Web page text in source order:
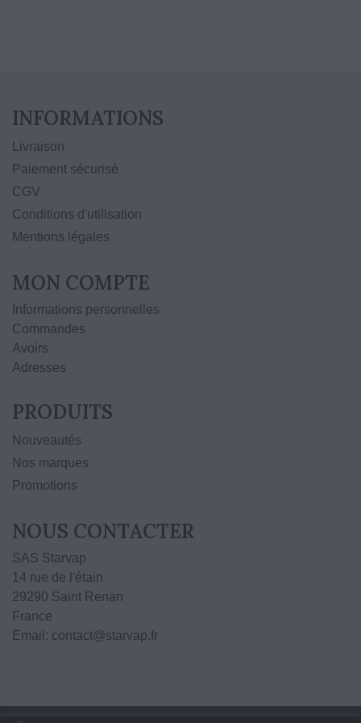
INFORMATIONS
Livraison
Paiement sécurisé
CGV
Conditions d'utilisation
Mentions légales
MON COMPTE
Informations personnelles
Commandes
Avoirs
Adresses
PRODUITS
Nouveautés
Nos marques
Promotions
NOUS CONTACTER
SAS Starvap
14 rue de l'étain
29290 Saint Renan
France
Email: contact@starvap.fr